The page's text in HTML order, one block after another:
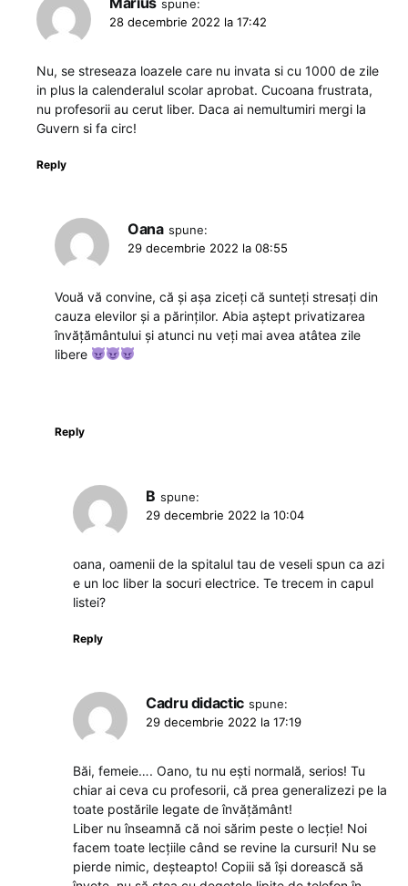
spune:
28 decembrie 2022 la 17:42
Nu, se streseaza loazele care nu invata si cu 1000 de zile
in plus la calenderalul scolar aprobat. Cucoana frustrata,
nu profesorii au cerut liber. Daca ai nemultumiri mergi la
Guvern si fa circ!
Reply
Oana spune:
29 decembrie 2022 la 08:55
Vouă vă convine, că și așa ziceți că sunteți stresați din
cauza elevilor și a părinților. Abia aștept privatizarea
învățământului și atunci nu veți mai avea atâtea zile
libere
Reply
B spune:
29 decembrie 2022 la 10:04
oana, oamenii de la spitalul tau de veseli spun ca azi
e un loc liber la socuri electrice. Te trecem in capul
listei?
Reply
Cadru didactic spune:
29 decembrie 2022 la 17:19
Băi, femeie…. Oano, tu nu ești normală, serios! Tu
chiar ai ceva cu profesorii, că prea generalizezi pe la
toate postările legate de învățământ!
Liber nu înseamnă că noi sărim peste o lecție! Noi
facem toate lecțiile când se revine la cursuri! Nu se
pierde nimic, deșteapto! Copiii să își dorească să